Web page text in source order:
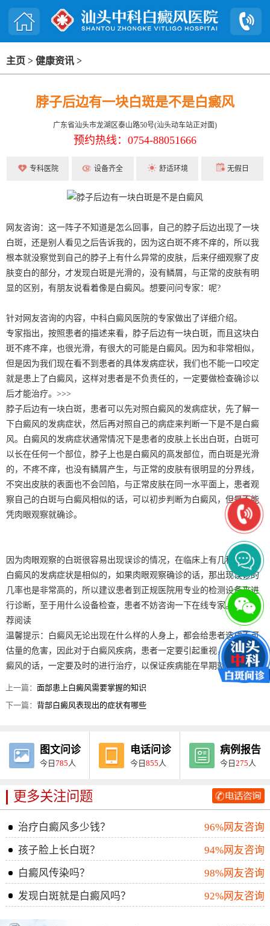
主页 > 健康资讯 >
脖子后边有一块白斑是不是白癜风
广东省汕头市龙湖区泰山路50号(汕头动车站正对面)
预约热线：0754-88051666
专科医院 设备齐全 舒适环境 无假日
网友咨询：这一阵子不知道是怎么回事，自己的脖子后边出现了一块
白斑，还是别人看见之后告诉我的，因为这白斑不疼不痒的，所以我
根本就没察觉到自己的脖子上有什么异常的皮肤，后来仔细观察了皮
肤变白的部分，才发现白斑是光滑的，没有鳞屑，与正常的皮肤有明
显的区别，有朋友说看着像是白癜风。想要问问专家：呢?
针对网友咨询的内容，中科白癜风医院的专家做出了详细介绍。
专家指出，按照患者的描述来看，脖子后边有一块白斑，而且这块白
斑不疼不痒，也很光滑，有很大的可能是白癜风。因为和非常相似，
但是因为我们现在看不到患者的具体发病症状，我们也不能一口咬定
就是患上了白癜风，这样对患者是不负责任的，一定要做检查确诊以
后才能治疗。>>>
脖子后边有一块白斑，患者可以先对照白癜风的发病症状，先了解一
下白癜风的发病症状，然后再对照自己的病症来判断一下是不是白癜
风。白癜风的发病症状通常情况下是患者的皮肤上长出白斑，白斑可
以长在任何一个部位，脖子上也是白癜风的高发部位，而白斑是光滑
的，不疼不痒，也没有鳞屑产生，与正常的皮肤有很明显的分界线，
不突出皮肤的表面也不会凹陷，与正常皮肤在同一水平面上，患者观
察自己的白斑与白癜风相似的话，可以初步判断为白癜风，但是不能
凭肉眼观察就确诊。
因为肉眼观察的白斑很容易出现误诊的情况，在临床上有几种疾病与
白癜风的发病症状是相似的，如果肉眼观察确诊的话，那出现误诊的
几率也是非常高的，所以建议患者到正规医院用专业的检测设备来进
行诊断，至于用什么设备检查，患者不妨咨询一下在线专家。》》推
荐阅读
温馨提示：白癜风无论出现在什么样的人身上，都会给患者造成不可
估量的危害，因此对于白癜风疾病，患者一定要引起重视，发现有白
癜风的话，一定要及时的进行治疗，以保证疾病能在早期就被治愈。
上一篇：面部患上白癜风需要掌握的知识
下一篇：背部白癜风表现出的症状有哪些
图文问诊
今日785 人
电话问诊
今日855 人
病例报告
今日275 人
更多关注问题
治疗白癜风多少钱？
96%网友咨询
孩子脸上长白斑？
94%网友咨询
白癜风传染吗？
98%网友咨询
发现白斑就是白癜风吗？
92%网友咨询